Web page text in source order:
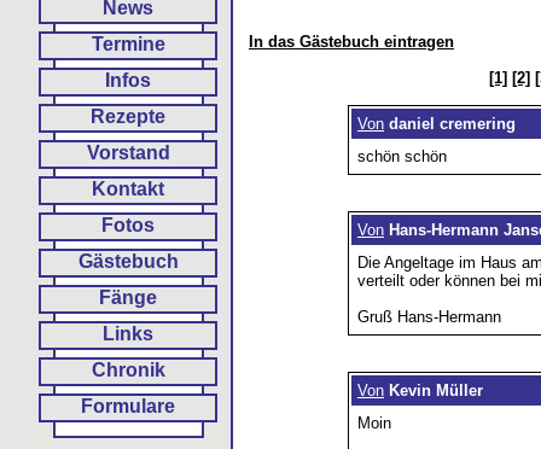
News
Termine
Infos
Rezepte
Vorstand
Kontakt
Fotos
Gästebuch
Fänge
Links
Chronik
Formulare
In das Gästebuch eintragen
[1] [2]
Von daniel cremering
schön schön
Von Hans-Hermann
Die Angeltage im Haus
verteilt oder können bei
Gruß Hans-Hermann
Von Kevin Müller
Moin